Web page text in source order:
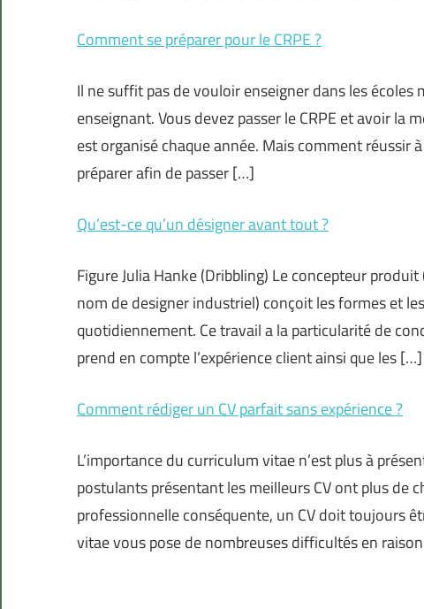
Comment se préparer pour le CRPE ?
Il ne suffit pas de vouloir enseigner dans les
enseignant. Vous devez passer le CRPE et avoir la
est organisé chaque année. Mais comment réussir
préparer afin de passer […]
Qu’est-ce qu’un désigner avant tout ?
Figure Julia Hanke (Dribbling) Le concepteur
nom de designer industriel) conçoit les formes et
quotidiennement. Ce travail a la particularité de
prend en compte l’expérience client ainsi que les […]
Comment rédiger un CV parfait sans expérience ?
L’importance du curriculum vitae n’est plus à
postulants présentant les meilleurs CV ont plus de
professionnelle conséquente, un CV doit toujours
vitae vous pose de nombreuses difficultés en